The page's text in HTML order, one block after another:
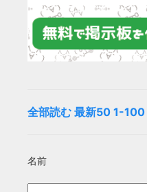
全部読む 最新50 1-100
名前